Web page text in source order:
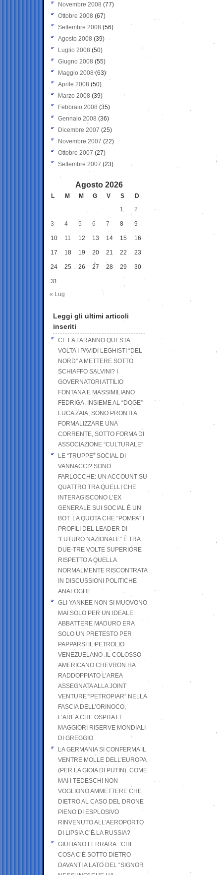
Novembre 2008 (77)
Ottobre 2008 (67)
Settembre 2008 (56)
Agosto 2008 (39)
Luglio 2008 (50)
Giugno 2008 (55)
Maggio 2008(63)
Aprile 2008 (50)
Marzo 2008 (39)
Febbraio 2008 (35)
Gennaio 2008 (36)
Dicembre 2007 (25)
Novembre 2007 (22)
Ottobre 2007 (27)
Settembre 2007 (23)
Agosto 2026
L M M G V S
D
1
2
3 4 5 6 7 8 9
10 11 12 13 14 15 16
17 18 19 20 21 22 23
24 25 26 27 28 29 30
31
« Lug
Leggi gli ultimi articoli
inseriti
CE LA FARANNO QUESTA
VOLTA I PAVIDI LEGHISTI “DEL
NORD” A METTERE SOTTO
SCHIAFFO SALVINI? I
GOVERNATORI ATTILIO
FONTANA E MASSIMILIANO
FEDRIGA, INSIEME AL “DOGE”
LUCA ZAIA, SONO PRONTI A
FORMALIZZARE UNA
CORRENTE, SOTTO FORMA DI
ASSOCIAZIONE “CULTURALE”
LE “TRUPPE” SOCIAL DI
VANNACCI? SONO
FARLOCCHE: UN ACCOUNT SU
QUATTRO TRA QUELLI CHE
INTERAGISCONO L’EX
GENERALE SUI SOCIAL È UN
BOT. LA QUOTA CHE “POMPA” I
PROFILI DEL LEADER DI
“FUTURO NAZIONALE” È TRA
DUE-TRE VOLTE SUPERIORE
RISPETTO A QUELLA
NORMALMENTE RISCONTRATA
IN DISCUSSIONI POLITICHE
ANALOGHE
GLI YANKEE NON SI MUOVONO
MAI SOLO PER UN IDEALE:
ABBATTERE MADURO ERA
SOLO UN PRETESTO PER
PAPPARSI IL PETROLIO
VENEZUELANO .IL COLOSSO
AMERICANO CHEVRON HA
RADDOPPIATO L’AREA
ASSEGNATA ALLA JOINT
VENTURE “PETROPIAR” NELLA
FASCIA DELL’ORINOCO,
L’AREA CHE OSPITA LE
MAGGIORI RISERVE MONDIALI
DI GREGGIO
LA GERMANIA SI CONFERMA IL
VENTRE MOLLE DELL’EUROPA
(PER LA GIOIA DI PUTIN). COME
MAI I TEDESCHI NON
VOGLIONO AMMETTERE CHE
DIETRO AL CASO DEL DRONE
PIENO DI ESPLOSIVO
RINVENUTO ALL’AEROPORTO
DI LIPSIA C’È LA RUSSIA?
GIULIANO FERRARA: ’CHE
COSA C’È SOTTO DIETRO
DAVANTI A LATO DEL “SIGNOR